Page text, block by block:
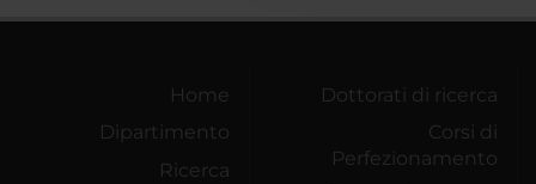
Home
Dipartimento
Ricerca
Dottorati di ricerca
Corsi di
Perfezionamento